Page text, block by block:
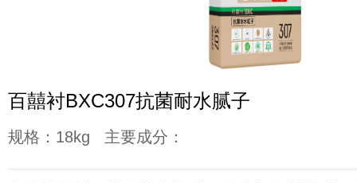
百囍衬BXC307抗菌耐水腻子
规格：18kg 主要成分：